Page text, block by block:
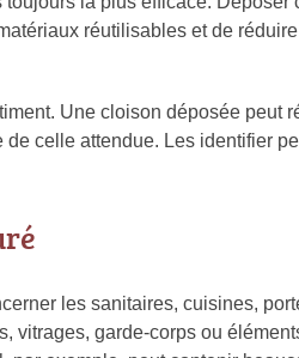
réutilisables et de
Une cloison déposée peut
celle attendue. Les identifier
les sanitaires, cuisines,
vitrages, garde-corps ou